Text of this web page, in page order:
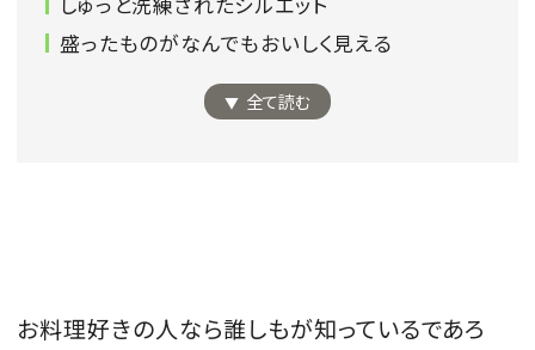
Log in or Sign up
盛ったものがなんでもおいしく見える
全て読む
お料理好きの人なら誰しもが知っているであろ